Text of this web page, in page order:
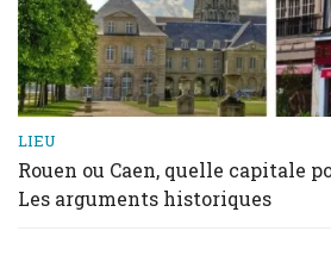
LIEU
Rouen ou Caen, quelle capitale
Les arguments historiques